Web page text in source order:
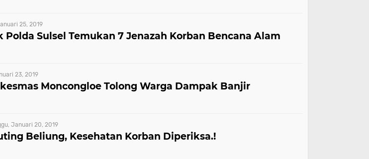
25, 2019
Polda Sulsel Temukan 7 Jenazah Korban Bencana Alam
23, 2019
Moncongloe Tolong Warga Dampak Banjir
Januari 20, 2019
Beliung, Kesehatan Korban Diperiksa.!